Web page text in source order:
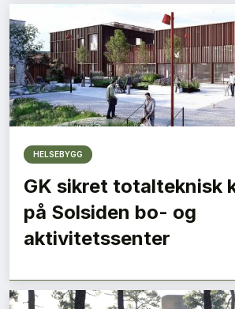
HELSEBYGG
GK sikret totalteknisk
på Solsiden bo- og
aktivitetssenter